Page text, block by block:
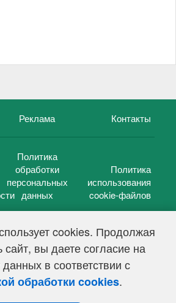
cookies. Продолжая
сайт, вы даете согласие на
в соответствии с
обработки cookies.
Реклама Контакты
Политика
обработки
персональных
данных
Политика
использования
cookie-файлов
2005 — 2026 г.
СМИ Эл № ФС 77-39848, выдано
надзору в сфере связи,
и массовых коммуникаций